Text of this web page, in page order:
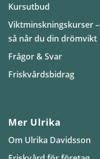
Kursutbud
Viktminskningskurser –
så når du din drömvikt
Frågor & Svar
Friskvårdsbidrag
Mer Ulrika
Om Ulrika Davidsson